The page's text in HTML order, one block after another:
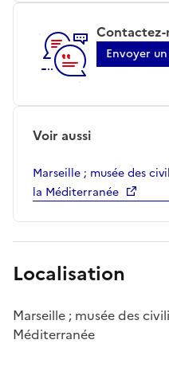
Contactez-
Envoyer
Voir aussi
Marseille ; musée des
la Méditerranée
Localisation
Marseille ; musée des
Méditerranée